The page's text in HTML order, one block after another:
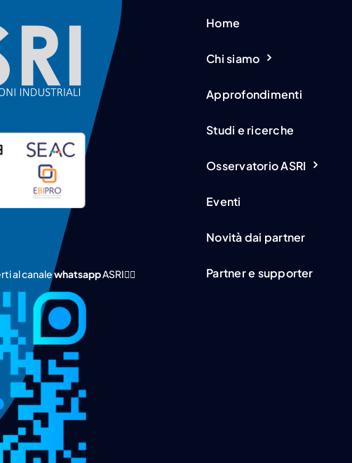
al canalewhatsappASRI👇🏻
Home
Chi siamo
Approfondimenti
Studi e ricerche
Osservatorio ASRI
Eventi
Novità dai partner
Partner e supporter